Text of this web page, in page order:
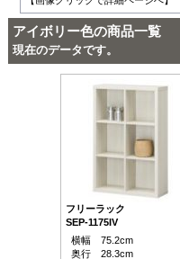
アイボリー色の商品一覧
現在のデータです。
フリーラック
SEP-1175IV
横幅 75.2cm
奥行 28.3cm